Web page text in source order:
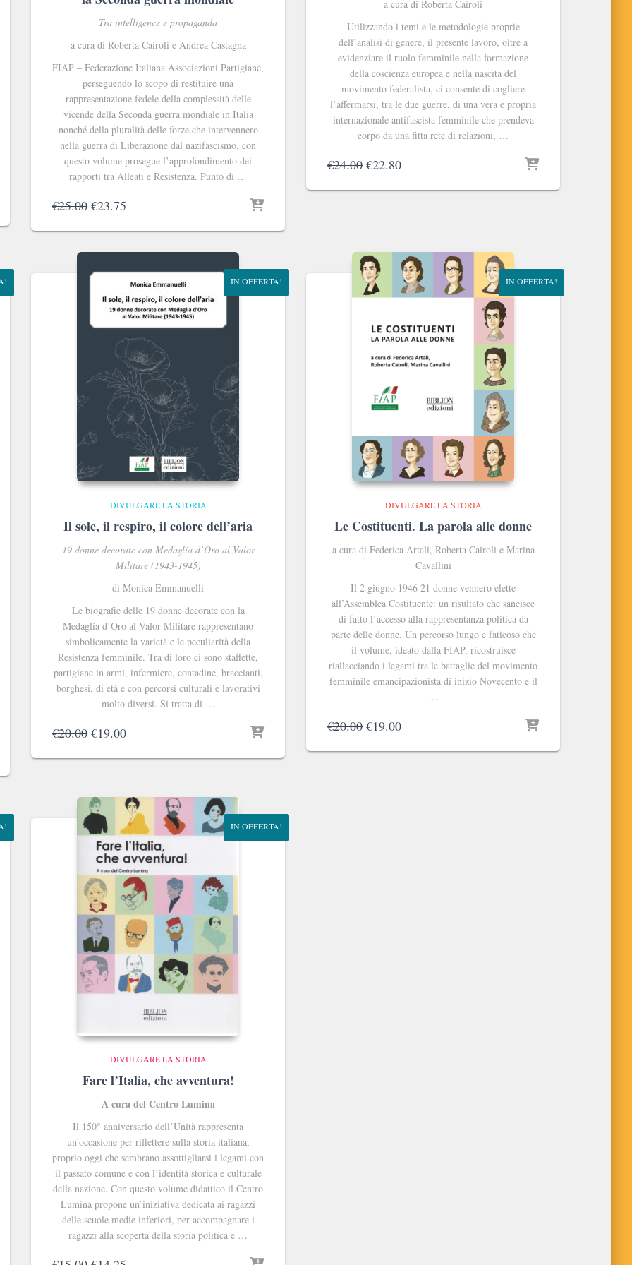
Tra intelligence e propaganda
a cura di Roberta Cairoli e Andrea Castagna
FIAP ‒ Federazione Italiana Associazioni Partigiane,
perseguendo lo scopo di restituire una
rappresentazione fedele della complessità delle
vicende della Seconda guerra mondiale in Italia
nonché della pluralità delle forze che intervennero
nella guerra di Liberazione dal nazifascismo, con
questo volume prosegue l’approfondimento dei
rapporti tra Alleati e Resistenza. Punto di …
€25.00 Il
originale
era:
€23.75
attuale
è:
a cura di Roberta Cairoli
Utilizzando i temi e le metodologie proprie
dell’analisi di genere, il presente lavoro, oltre a
evidenziare il ruolo femminile nella formazione
della coscienza europea e nella nascita del
movimento federalista, ci consente di cogliere
l’affermarsi, tra le due guerre, di una vera e propria
internazionale antifascista femminile che prendeva
corpo da una fitta rete di relazioni, …
€24.00 Il
originale
€22.80Il
attuale
IN OFFERTA!
DIVULGARE LA STORIA
Il sole, il respiro, il colore dell’aria
19 donne decorate con Medaglia d’Oro al Valor
Militare (1943-1945)
di Monica Emmanuelli
Le biografie delle 19 donne decorate con la
Medaglia d’Oro al Valor Militare rappresentano
simbolicamente la varietà e le peculiarità della
Resistenza femminile. Tra di loro ci sono staffette,
partigiane in armi, infermiere, contadine, braccianti,
borghesi, di età e con percorsi culturali e lavorativi
molto diversi. Si tratta di …
€20.00 Il
originale
€19.00Il
attuale
IN OFFERTA!
DIVULGARE LA STORIA
Le Costituenti. La parola alle donne
a cura di Federica Artali, Roberta Cairoli e Marina
Cavallini
Il 2 giugno 1946 21 donne vennero elette
all’Assemblea Costituente: un risultato che sancisce
di fatto l’accesso alla rappresentanza politica da
parte delle donne. Un percorso lungo e faticoso che
il volume, ideato dalla FIAP, ricostruisce
riallacciando i legami tra le battaglie del movimento
femminile emancipazionista di inizio Novecento e il
…
€20.00 Il
originale
€19.00Il
attuale
IN OFFERTA!
DIVULGARE LA STORIA
Fare l’Italia, che avventura!
A cura del Centro Lumina
Il 150° anniversario dell’Unità rappresenta
un’occasione per riflettere sulla storia italiana,
proprio oggi che sembrano assottigliarsi i legami con
il passato comune e con l’identità storica e culturale
della nazione. Con questo volume didattico il Centro
Lumina propone un’iniziativa dedicata ai ragazzi
delle scuole medie inferiori, per accompagnare i
ragazzi alla scoperta della storia politica e …